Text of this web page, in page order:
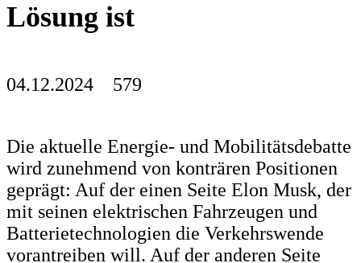
Lösung ist
04.12.2024 579
Die aktuelle Energie- und Mobilitätsdebatte
wird zunehmend von konträren Positionen
geprägt: Auf der einen Seite Elon Musk, der
mit seinen elektrischen Fahrzeugen und
Batterietechnologien die Verkehrswende
vorantreiben will. Auf der anderen Seite